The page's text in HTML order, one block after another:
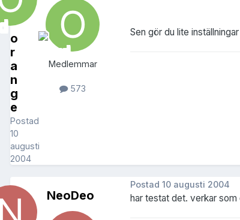
o
r
a
n
g
e
Postad
10
augusti
2004
Medlemmar
573
Sen gör du lite
NeoDeo
Postad 10 augusti 2004
har testat det. verkar som